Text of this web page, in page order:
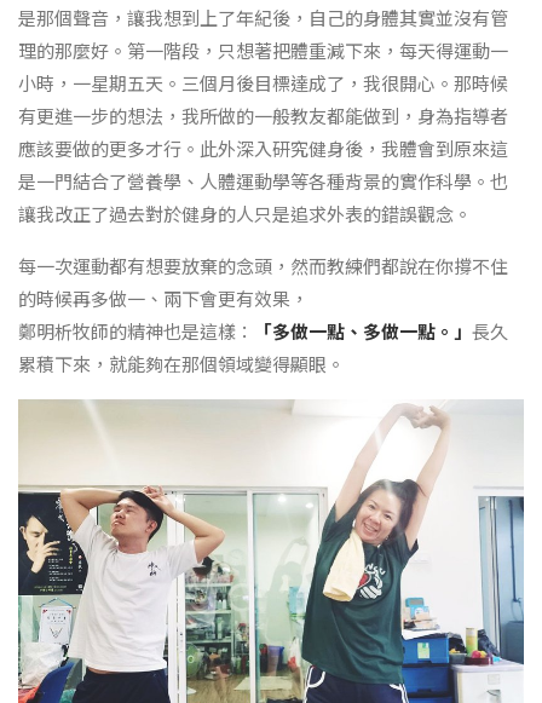
是那個聲音，讓我想到上了年紀後，自己的身體其實並沒有管
理的那麼好。第一階段，只想著把體重減下來，每天得運動一
小時，一星期五天。三個月後目標達成了，我很開心。那時候
有更進一步的想法，我所做的一般教友都能做到，身為指導者
應該要做的更多才行。此外深入研究健身後，我體會到原來這
是一門結合了營養學、人體運動學等各種背景的實作科學。也
讓我改正了過去對於健身的人只是追求外表的錯誤觀念。
每一次運動都有想要放棄的念頭，然而教練們都說在你撐不住
的時候再多做一、兩下會更有效果，
鄭明析牧師的精神也是這樣：
「多做一點、多做一點。」 長久
累積下來，就能夠在那個領域變得顯眼。